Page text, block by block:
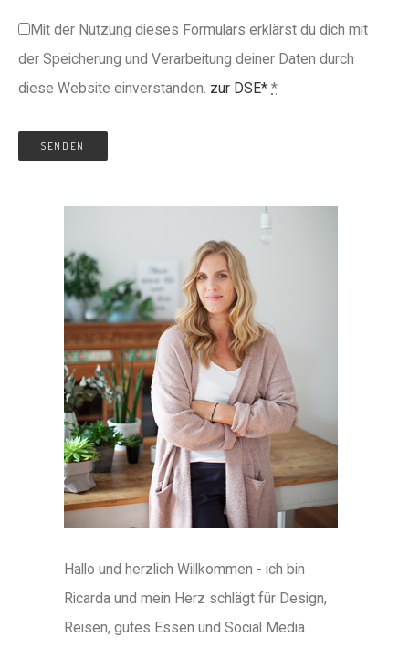
Mit der Nutzung dieses Formulars erklärst du dich mit
der Speicherung und Verarbeitung deiner Daten durch
diese Website einverstanden. zur DSE* *
Hallo und herzlich Willkommen - ich bin
Ricarda und mein Herz schlägt für Design,
Reisen, gutes Essen und Social Media.